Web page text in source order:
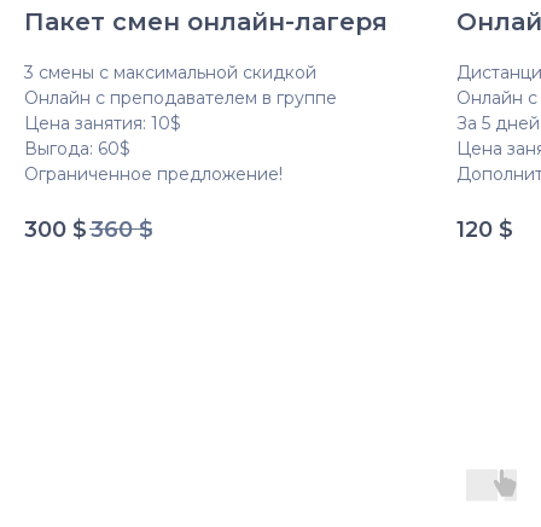
Пакет смен онлайн-лагеря
3 смены с максимальной скидкой
Онлайн с преподавателем в группе
Цена занятия: 10$
Выгода: 60$
Ограниченное предложение!
300 $360 $
Онлайн с
За 5
Цена
120 $